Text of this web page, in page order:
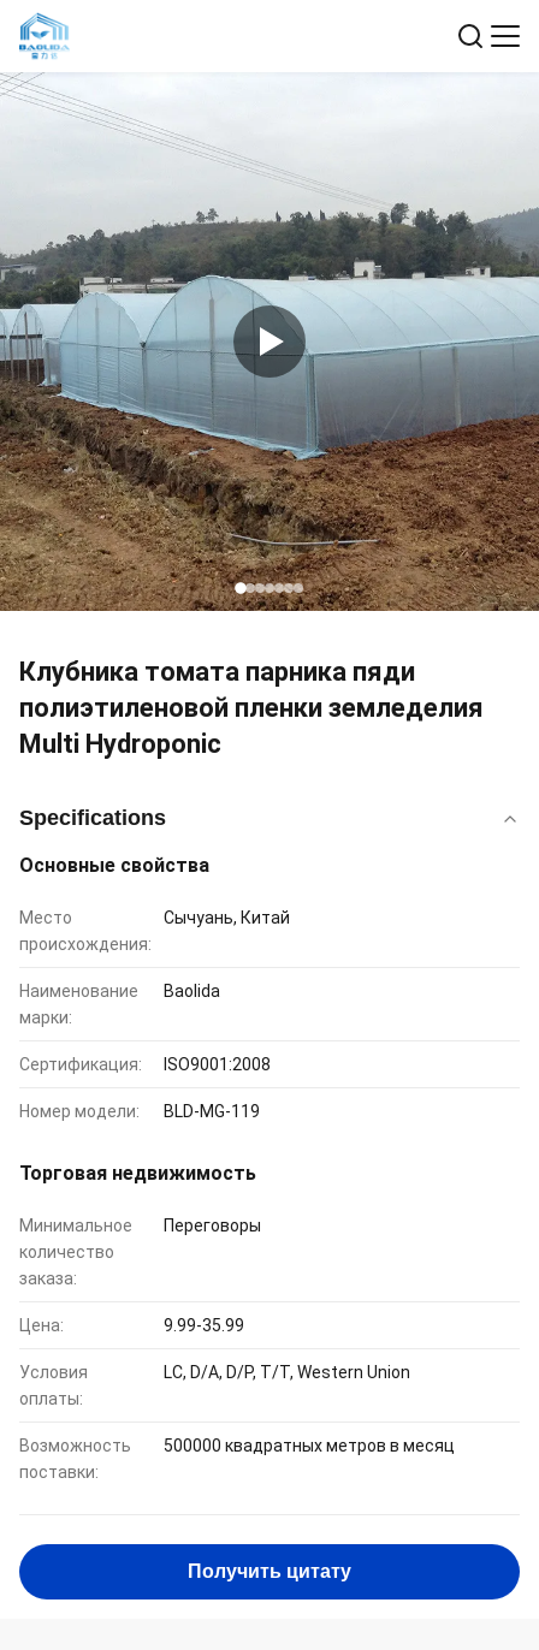
Клубника томата парника пяди
полиэтиленовой пленки земледелия
Multi Hydroponic
Specifications
Основные свойства
Место
происхождения:
Сычуань, Китай
Наименование
марки:
Baolida
Сертификация: ISO9001:2008
Номер модели: BLD-MG-119
Торговая недвижимость
Минимальное
количество
заказа:
Переговоры
Цена: 9.99-35.99
Условия
оплаты:
LC, D/A, D/P, T/T, Western Union
Возможность
поставки:
500000 квадратных метров в месяц
Получить цитату